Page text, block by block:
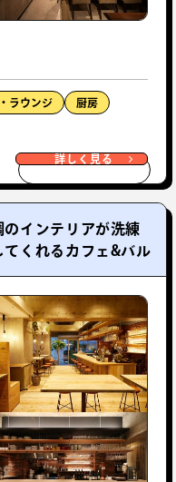
ラウンジ 厨房
詳しく見る
インテリアが洗練
くれるカフェ&バル